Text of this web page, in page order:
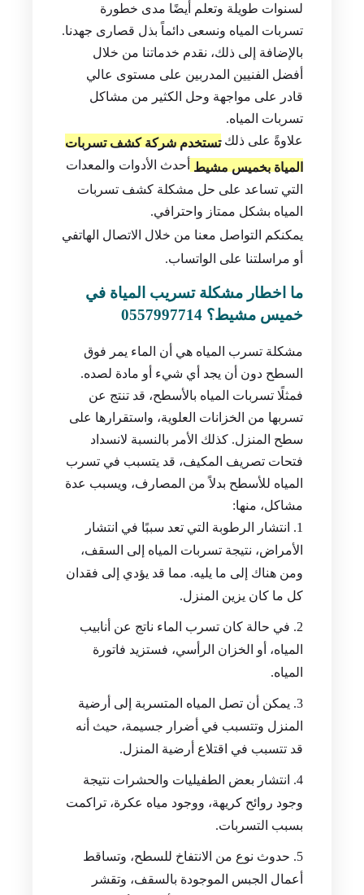
لسنوات طويلة وتعلم أيضًا مدى خطورة
تسربات المياه ونسعى دائماً بذل قصارى جهدنا.
بالإضافة إلى ذلك، نقدم خدماتنا من خلال
أفضل الفنيين المدربين على مستوى عالي
قادر على مواجهة وحل الكثير من مشاكل
تسربات المياه.
علاوةً على ذلكتستخدم شركة كشف تسربات
المياة بخميس مشيط أحدث الأدوات والمعدات
التي تساعد على حل مشكلة كشف تسربات
المياه بشكل ممتاز واحترافي.
يمكنكم التواصل معنا من خلال الاتصال الهاتفي
أو مراسلتنا على الواتساب.
ما اخطار مشكلة تسريب المياة في
خميس مشيط؟ 0557997714
مشكلة تسرب المياه هي أن الماء يمر فوق
السطح دون أن يجد أي شيء أو مادة لصده.
فمثلًا تسربات المياه بالأسطح، قد تنتج عن
تسربها من الخزانات العلوية، واستقرارها على
سطح المنزل. كذلك الأمر بالنسبة لانسداد
فتحات تصريف المكيف، قد يتسبب في تسرب
المياه للأسطح بدلاً من المصارف، ويسبب عدة
مشاكل، منها:
انتشار الرطوبة التي تعد سببًا في انتشار
الأمراض، نتيجة تسربات المياه إلى السقف،
ومن هناك إلى ما يليه. مما قد يؤدي إلى فقدان
كل ما كان يزين المنزل.
في حالة كان تسرب الماء ناتج عن أنابيب
المياه، أو الخزان الرأسي، فستزيد فاتورة
المياه.
يمكن أن تصل المياه المتسربة إلى أرضية
المنزل وتتسبب في أضرار جسيمة، حيث أنه
قد تتسبب في اقتلاع أرضية المنزل.
انتشار بعض الطفيليات والحشرات نتيجة
وجود روائح كريهة، ووجود مياه عكرة، تراكمت
بسبب التسربات.
حدوث نوع من الانتفاخ للسطح، وتساقط
أعمال الجبس الموجودة بالسقف، وتقشر